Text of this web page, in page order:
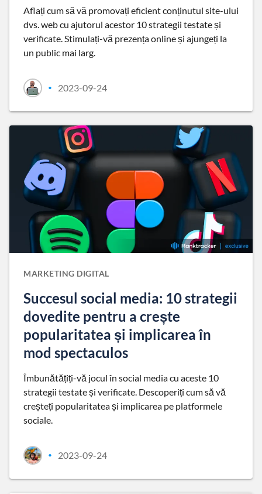
Aflați cum să vă promovați eficient conținutul site-ului
dvs. web cu ajutorul acestor 10 strategii testate și
verificate. Stimulați-vă prezența online și ajungeți la
un public mai larg.
• 2023-09-24
MARKETING DIGITAL
Succesul social media: 10 strategii
dovedite pentru a crește
popularitatea și implicarea în
mod spectaculos
Îmbunătățiți-vă jocul în social media cu aceste 10
strategii testate și verificate. Descoperiți cum să vă
creșteți popularitatea și implicarea pe platformele
sociale.
• 2023-09-24